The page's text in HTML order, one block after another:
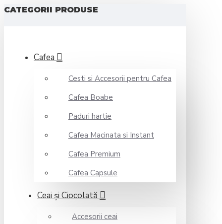
CATEGORII PRODUSE
Cafea
Cesti si Accesorii pentru Cafea
Cafea Boabe
Paduri hartie
Cafea Macinata si Instant
Cafea Premium
Cafea Capsule
Ceai şi Ciocolată
Accesorii ceai